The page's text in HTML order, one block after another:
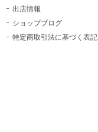
出店情報
ショップブログ
特定商取引法に基づく表記